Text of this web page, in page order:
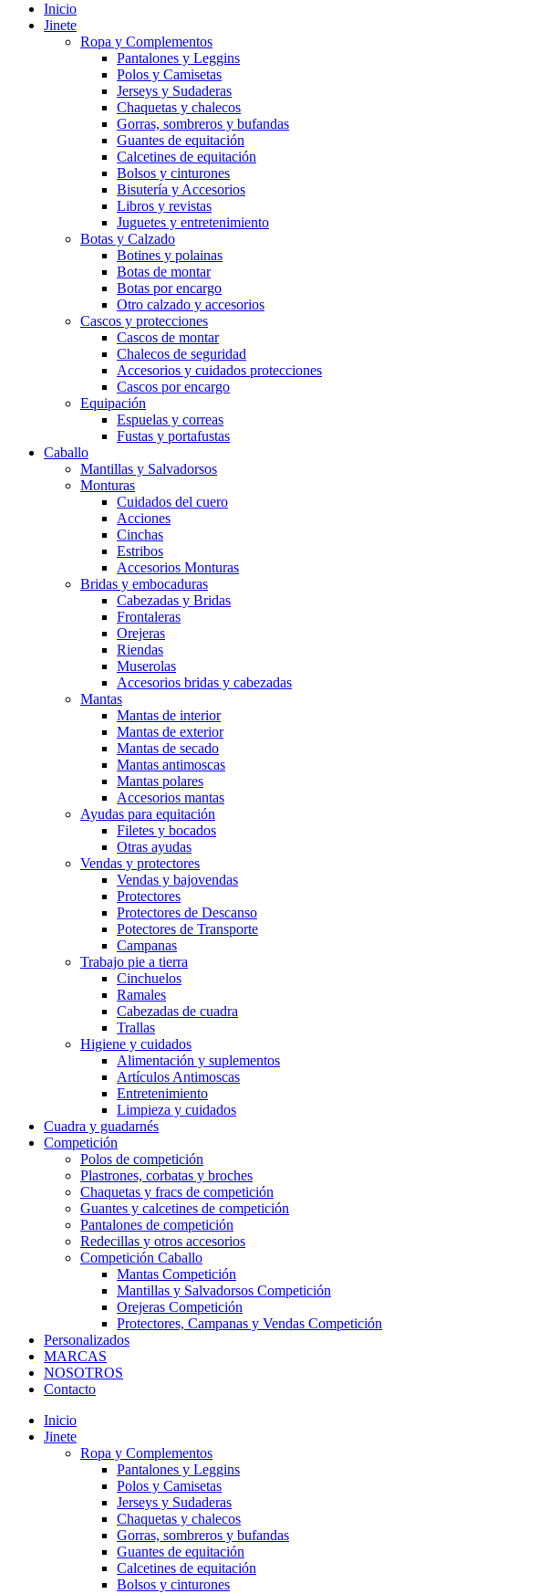
Inicio
Jinete
Ropa y Complementos
Pantalones y Leggins
Polos y Camisetas
Jerseys y Sudaderas
Chaquetas y chalecos
Gorras, sombreros y bufandas
Guantes de equitación
Calcetines de equitación
Bolsos y cinturones
Bisutería y Accesorios
Libros y revistas
Juguetes y entretenimiento
Botas y Calzado
Botines y polainas
Botas de montar
Botas por encargo
Otro calzado y accesorios
Cascos y protecciones
Cascos de montar
Chalecos de seguridad
Accesorios y cuidados protecciones
Cascos por encargo
Equipación
Espuelas y correas
Fustas y portafustas
Caballo
Mantillas y Salvadorsos
Monturas
Cuidados del cuero
Acciones
Cinchas
Estribos
Accesorios Monturas
Bridas y embocaduras
Cabezadas y Bridas
Frontaleras
Orejeras
Riendas
Muserolas
Accesorios bridas y cabezadas
Mantas
Mantas de interior
Mantas de exterior
Mantas de secado
Mantas antimoscas
Mantas polares
Accesorios mantas
Ayudas para equitación
Filetes y bocados
Otras ayudas
Vendas y protectores
Vendas y bajovendas
Protectores
Protectores de Descanso
Potectores de Transporte
Campanas
Trabajo pie a tierra
Cinchuelos
Ramales
Cabezadas de cuadra
Trallas
Higiene y cuidados
Alimentación y suplementos
Artículos Antimoscas
Entretenimiento
Limpieza y cuidados
Cuadra y guadarnés
Competición
Polos de competición
Plastrones, corbatas y broches
Chaquetas y fracs de competición
Guantes y calcetines de competición
Pantalones de competición
Redecillas y otros accesorios
Competición Caballo
Mantas Competición
Mantillas y Salvadorsos Competición
Orejeras Competición
Protectores, Campanas y Vendas Competición
Personalizados
MARCAS
NOSOTROS
Contacto
Inicio
Jinete
Ropa y Complementos
Pantalones y Leggins
Polos y Camisetas
Jerseys y Sudaderas
Chaquetas y chalecos
Gorras, sombreros y bufandas
Guantes de equitación
Calcetines de equitación
Bolsos y cinturones